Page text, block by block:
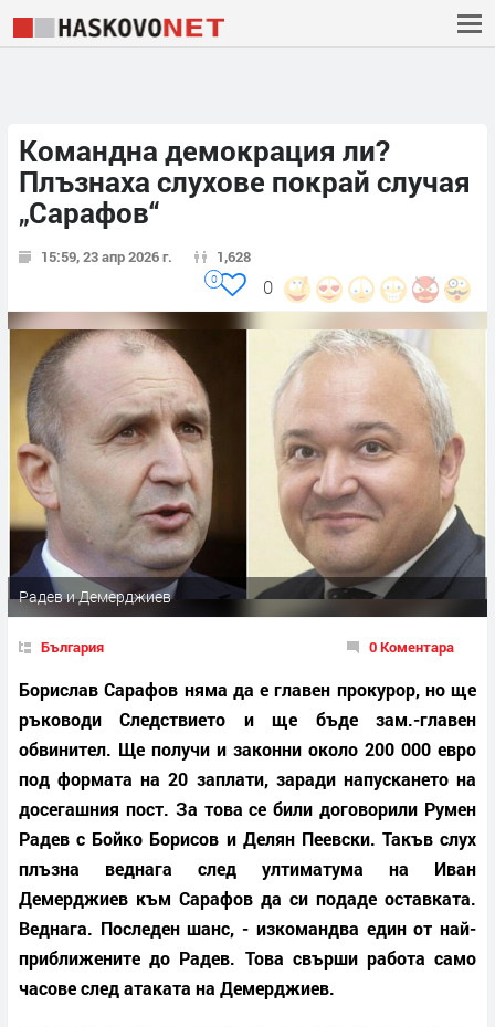
Командна демокрация ли?
Плъзнаха слухове покрай случая
„Сарафов“
15:59, 23 апр 2026 г. 1,628
0
0
Радев и Демерджиев
България 0 Коментара
Борислав Сарафов няма да е главен прокурор, но ще
ръководи Следствието и ще бъде зам.-главен
обвинител. Ще получи и законни около 200 000 евро
под формата на 20 заплати, заради напускането на
досегашния пост. За това се били договорили Румен
Радев с Бойко Борисов и Делян Пеевски. Такъв слух
плъзна веднага след ултиматума на Иван
Демерджиев към Сарафов да си подаде оставката.
Веднага. Последен шанс, - изкомандва един от най-
приближените до Радев. Това свърши работа само
часове след атаката на Демерджиев.